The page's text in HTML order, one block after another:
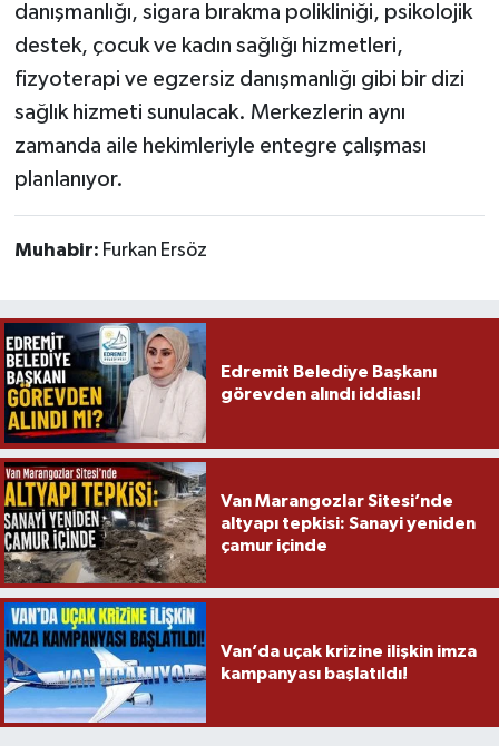
danışmanlığı, sigara bırakma polikliniği, psikolojik
destek, çocuk ve kadın sağlığı hizmetleri,
fizyoterapi ve egzersiz danışmanlığı gibi bir dizi
sağlık hizmeti sunulacak. Merkezlerin aynı
zamanda aile hekimleriyle entegre çalışması
planlanıyor.
Muhabir: Furkan Ersöz
Edremit Belediye Başkanı
görevden alındı iddiası!
Van Marangozlar Sitesi’nde
altyapı tepkisi: Sanayi yeniden
çamur içinde
Van’da uçak krizine ilişkin imza
kampanyası başlatıldı!